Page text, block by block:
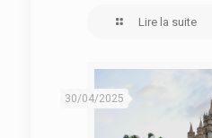
Lire la suite
30/04/2025